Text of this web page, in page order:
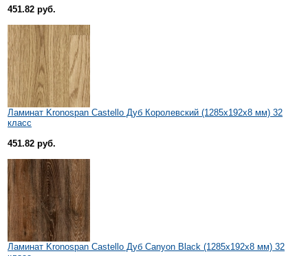
451.82 руб.
Ламинат Kronospan Castello Дуб Королевский (1285x192x8 мм) 32
класс
451.82 руб.
Ламинат Kronospan Castello Дуб Canyon Black (1285x192x8 мм) 32